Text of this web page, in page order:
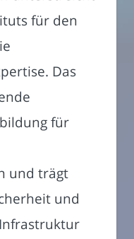
für den
Das
für
und trägt
und